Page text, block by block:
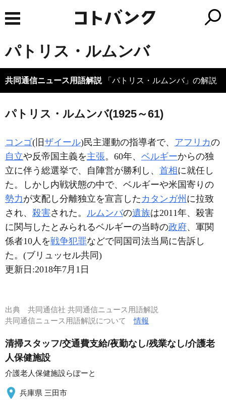
パトリス・ルムンバ
共同通信ニュース用語解説「パトリス・ルムンバ」の解説
パトリス・ルムンバ(1925～61)
コンゴ(旧ザイール)民主運動の指導者で、 アフリカの
自立や反帝国主義を主張。60年、 ベルギーからの独
立に伴う総選挙で、自陣営が勝利し、 首相 に就任し
た。しかし内戦状態の中で、ベルギーや米国寄りの
勢力が支配し分離独立を宣言した カタンガ州 に拉致
され、 殺害された。 ルムンバの遺族は2011年、殺害
に関与したとみられるベルギーの当時の政府、軍関
係者10人を戦争犯罪などで同国司法当局に告訴し
た。(ブリュッセル共同)
更新日:2018年7月1日
出典 共同通信社 共同通信ニュース用語解説
共同通信ニュース用語解説について情報
清掃スタッフ/交通費支給/夜勤なし/残業なし/介護老
人保健施設
介護老人保健施設らぽーと
兵庫県 三田市